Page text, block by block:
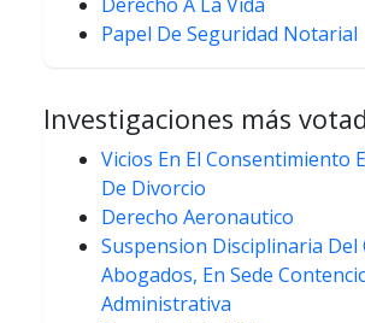
Papel De Seguridad Notarial
Investigaciones más
Vicios En El Consentimiento
De Divorcio
Derecho Aeronautico
Suspension Disciplinaria Del
Abogados, En Sede
Administrativa